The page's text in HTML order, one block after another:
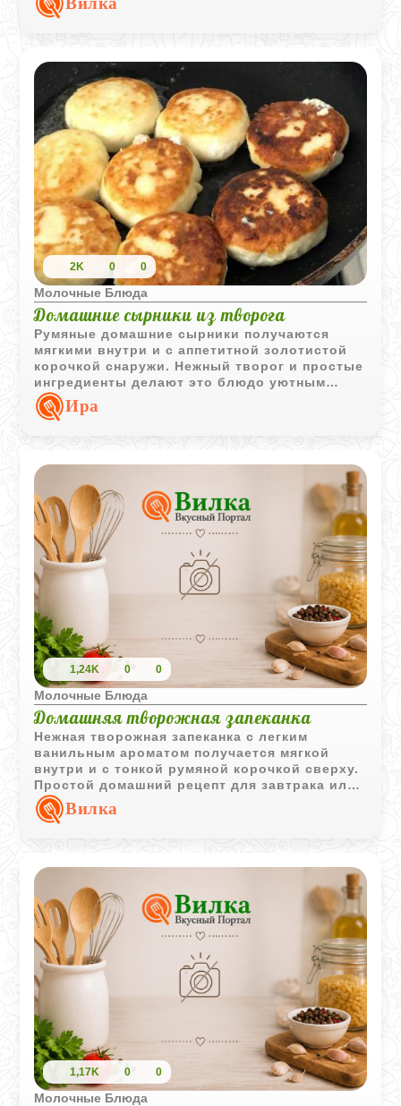
2K 0 0
Молочные Блюда
Домашние сырники из творога
Румяные домашние сырники получаются
мягкими внутри и с аппетитной золотистой
корочкой снаружи. Нежный творог и простые
ингредиенты делают это блюдо уютным
вариантом для завтрака или десерта.
Ира
1,24K 0 0
Молочные Блюда
Домашняя творожная запеканка
Нежная творожная запеканка с легким
ванильным ароматом получается мягкой
внутри и с тонкой румяной корочкой сверху.
Простой домашний рецепт для завтрака или
уютного чаепития.
Вилка
1,17K 0 0
Молочные Блюда